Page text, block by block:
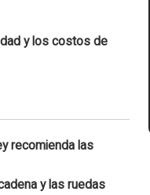
y los costos de
recomienda las
y las ruedas